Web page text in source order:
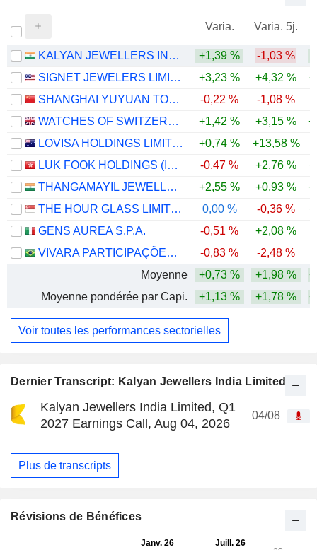
Dernier Transcript: Kalyan Jewellers India Limited
Kalyan Jewellers India Limited, Q1
2027 Earnings Call, Aug 04, 2026
04/08
Plus de transcripts
Varia. Varia. 5j.
KALYAN JEWELLERS INDIA LIMITED +1,39 % -1,03 %
SIGNET JEWELERS LIMITED
+3,23 % +4,32 %
SHANGHAI YUYUAN TOURIST MART (GROUP) CO., LTD.
-0,22 % -1,08 %
WATCHES OF SWITZERLAND GROUP PLC
+1,42 % +3,15 %
LOVISA HOLDINGS LIMITED
+0,74 % +13,58 %
LUK FOOK HOLDINGS (INTERNATIONAL) LIMITED
-0,47 % +2,76 %
THANGAMAYIL JEWELLERY LIMITED
+2,55 % +0,93 %
THE HOUR GLASS LIMITED
0,00 % -0,36 %
GENS AUREA S.P.A.
-0,51 %
+2,08 %
VIVARA PARTICIPAÇÕES S.A.
-0,83 % -2,48 %
Moyenne
+0,73 % +1,98 %
Moyenne pondérée par Capi.
+1,13 % +1,78 %
Voir toutes les performances sectorielles
Révisions de Bénéfices